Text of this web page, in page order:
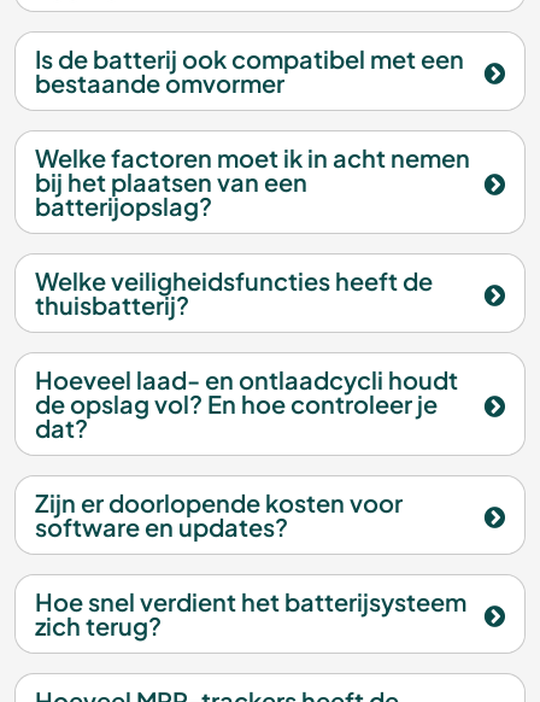
Is de batterij ook compatibel met een
bestaande omvormer
Welke factoren moet ik in acht nemen
bij het plaatsen van een
batterijopslag?
Welke veiligheidsfuncties heeft de
thuisbatterij?
Hoeveel laad- en ontlaadcycli houdt
de opslag vol? En hoe controleer je
dat?
Zijn er doorlopende kosten voor
software en updates?
Hoe snel verdient het batterijsysteem
zich terug?